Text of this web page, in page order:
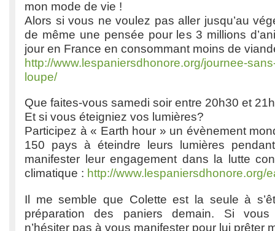
mon mode de vie !
Alors si vous ne voulez pas aller jusqu’au
de même une pensée pour les 3 millions
jour en France en consommant moins de
http://www.lespaniersdhonore.org/journee-
loupe/
Que faites-vous samedi soir entre 20h30 et
Et si vous éteigniez vos lumières?
Participez à « Earth hour » un évènement
150 pays à éteindre leurs lumières
manifester leur engagement dans la lutte
climatique : http://www.lespaniersdhonore.org/
Il me semble que Colette est la seule à
préparation des paniers demain. Si vous
n’hésiter pas à vous manifester pour lui prêter